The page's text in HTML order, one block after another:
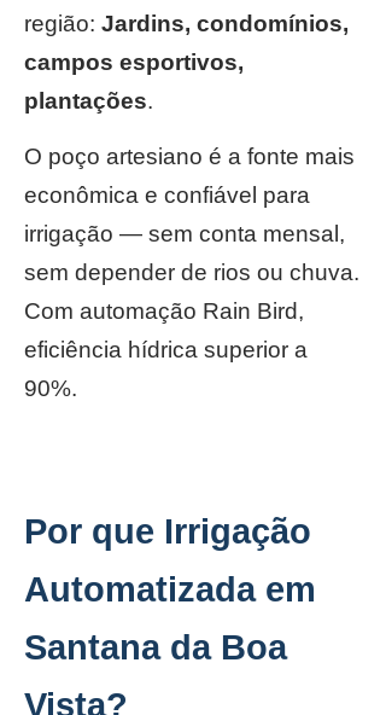
região: Jardins, condomínios,
campos esportivos,
plantações.
O poço artesiano é a fonte mais
econômica e confiável para
irrigação — sem conta mensal,
sem depender de rios ou chuva.
Com automação Rain Bird,
eficiência hídrica superior a
90%.
Por que Irrigação
Automatizada em
Santana da Boa
Vista?